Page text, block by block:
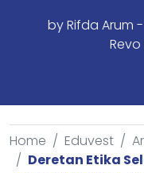
byRifda Arum
Revo
Home Eduvest
Deretan Etika